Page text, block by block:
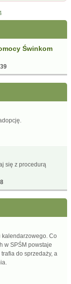
Świnkom
się z procedurą
kalendarzowego. Co
w SPŚM powstaje
do sprzedaży, a